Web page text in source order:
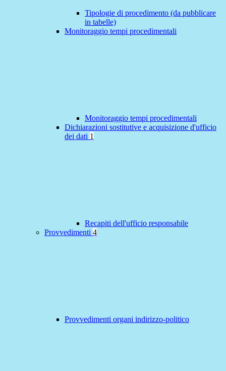
Tipologie di procedimento (da pubblicare
in tabelle)
Monitoraggio tempi procedimentali
Monitoraggio tempi procedimentali
Dichiarazioni sostitutive e acquisizione d'ufficio
dei dati 1
Recapiti dell'ufficio responsabile
Provvedimenti 4
Provvedimenti organi indirizzo-politico